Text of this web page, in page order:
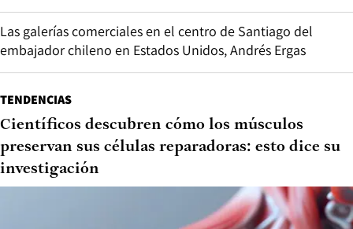
Las galerías comerciales en el centro de Santiago del
embajador chileno en Estados Unidos, Andrés Ergas
TENDENCIAS
Científicos descubren cómo los músculos
preservan sus células reparadoras: esto dice su
investigación